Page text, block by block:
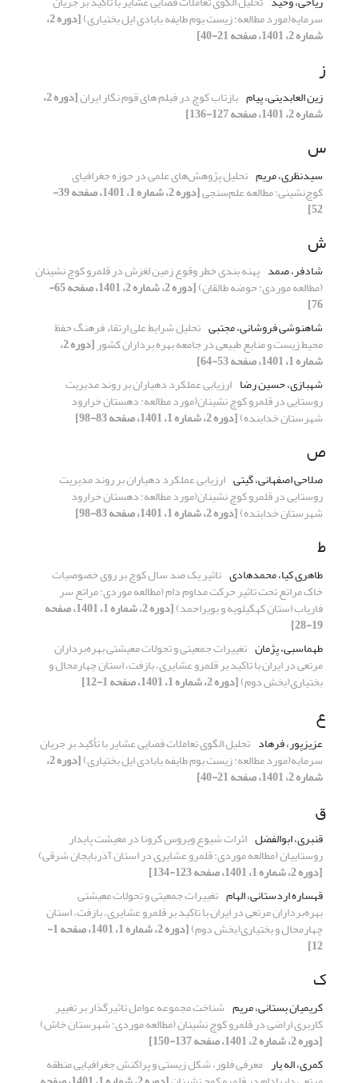
سرمایه(مورد مطالعه: زیست بوم طایفه بابادی ایل بختیاری) [دوره 2،
شماره 2، 1401، صفحه 21-40]
ز
زین العابدینی، پیام بازتاب کوچ در فیلم های قوم نگار ایران [دوره 2،
شماره 2، 1401، صفحه 127-136]
س
سیدنظری، مریم تحلیل پژوهش‌‌های علمی در حوزه جغرافیای
کوچ‌نشینی: مطالعه علم‌‌سنجی [دوره 2، شماره 1، 1401، صفحه 39-
52]
ش
شادفر، صمد پهنه بندی خطر وقوع زمین لغزش در قلمرو کوچ نشینان
(مطالعه موردی: حوضه طالقان) [دوره 2، شماره 2، 1401، صفحه 65-
76]
شاهنوشی فروشانی، مجتبی تحلیل شرایط علی ارتقاء فرهنگ حفظ
محیط زیست و منابع طبیعی در جامعه بهره برداران کشور [دوره 2،
شماره 1، 1401، صفحه 53-64]
شهبازی، حسین رضا ارزیابی عملکرد دهیاران بر روند مدیریت
روستایی در قلمرو کوچ نشینان(مورد مطالعه: دهستان خرارود
شهرستان خدابنده)[دوره 2، شماره 1، 1401، صفحه 83-98]
ص
صلاحی اصفهانی، گیتی ارزیابی عملکرد دهیاران بر روند مدیریت
روستایی در قلمرو کوچ نشینان(مورد مطالعه: دهستان خرارود
شهرستان خدابنده)[دوره 2، شماره 1، 1401، صفحه 83-98]
ط
طاهری کیا، محمدهادی تاثیر یک صد سال کوچ بر روی خصوصیات
خاک مراتع تحت تاثیر حرکت مداوم دام (مطالعه موردی: مراتع سر
فاریاب استان کهگیلویه و بویراحمد) [دوره 2، شماره 1، 1401، صفحه
19-28]
طهماسبی، پژمان تغییرات جمعیتی و تحولات معیشتی بهره‌برداران
مرتعی در ایران با تاکید بر قلمرو عشایری، بازفت، استان چهارمحال و
بختیاری(بخش دوم)[دوره 2، شماره 1، 1401، صفحه 1-12]
ع
عزیزپور، فرهاد تحلیل الگوی تعاملات فضایی عشایر با تأکید بر جریان
سرمایه(مورد مطالعه: زیست بوم طایفه بابادی ایل بختیاری) [دوره 2،
شماره 2، 1401، صفحه 21-40]
ق
قنبری، ابوالفضل اثرات شیوع ویروس کرونا در معیشت پایدار
روستاییان (مطالعه موردی: قلمرو عشایری در استان آذربایجان شرقی)
[دوره 2، شماره 1، 1401، صفحه 123-134]
قهساره اردستانی، الهام تغییرات جمعیتی و تحولات معیشتی
بهره‌برداران مرتعی در ایران با تاکید بر قلمرو عشایری، بازفت، استان
چهارمحال و بختیاری(بخش دوم) [دوره 2، شماره 1، 1401، صفحه 1-
12]
ک
کریمیان بستانی، مریم شناخت مجموعه عوامل تاثیرگذار بر تغییر
کاربری اراضی در قلمرو کوچ نشینان (مطالعه موردی: شهرستان خاش)
[دوره 2، شماره 2، 1401، صفحه 137-150]
کمری، اله یار معرفی فلور، شکل زیستی و پراکنش جغرافیایی منطقه